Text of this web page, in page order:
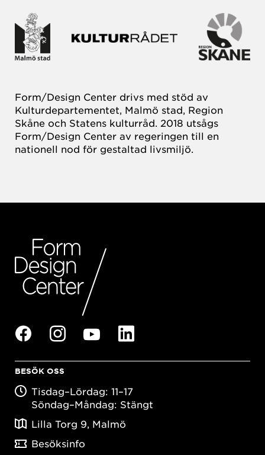
Form/Design Center drivs med stöd av
Kulturdepartementet, Malmö stad, Region
Skåne och Statens kulturråd. 2018 utsågs
Form/Design Center av regeringen till en
nationell nod för gestaltad livsmiljö.
BESÖK OSS
Tisdag–Lördag: 11–17
Söndag–Måndag: Stängt
Lilla Torg 9, Malmö
Besöksinfo